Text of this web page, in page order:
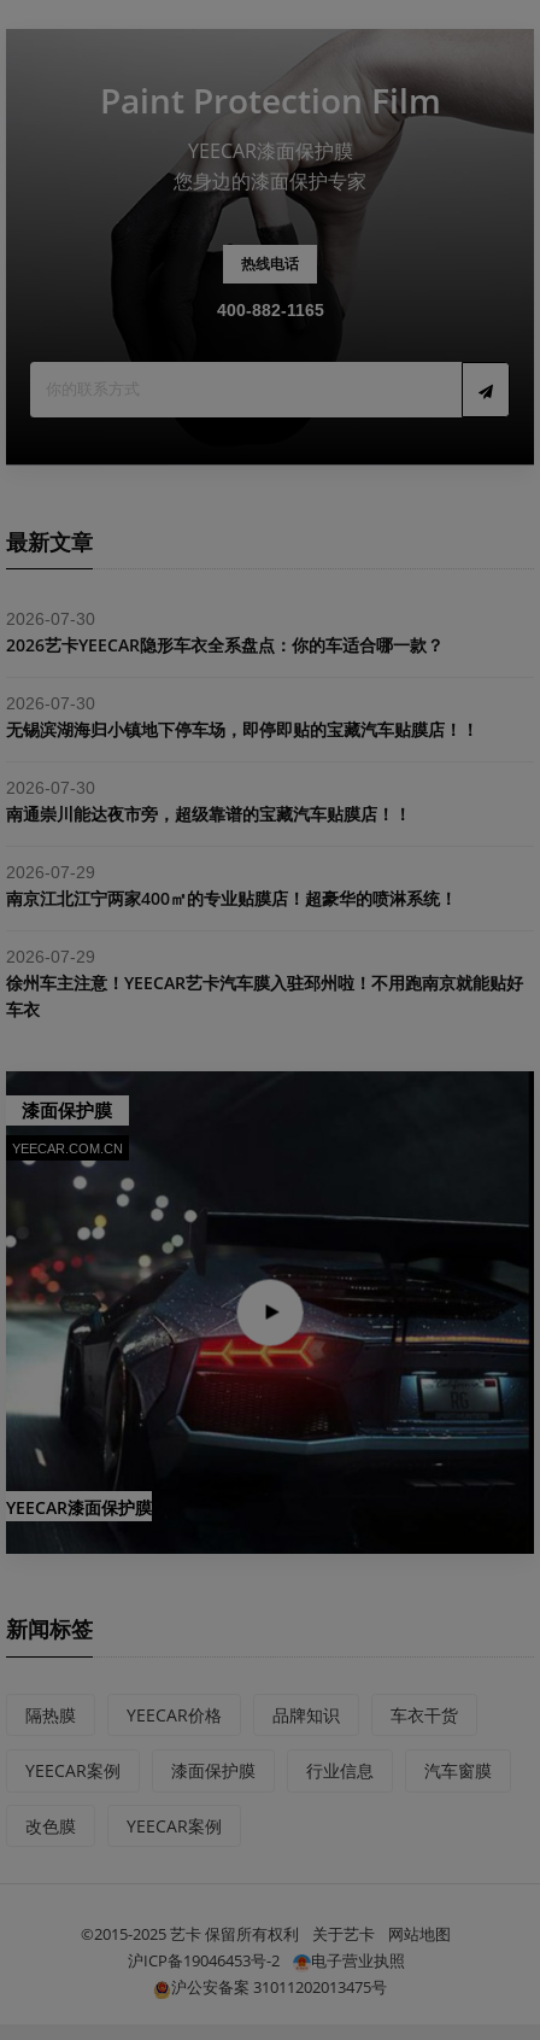
Paint Protection Film
YEECAR漆面保护膜
您身边的漆面保护专家
热线电话
400-882-1165
最新文章
2026-07-30
2026艺卡YEECAR隐形车衣全系盘点：你的车适合哪一款？
2026-07-30
​无锡滨湖海归小镇地下停车场，即停即贴的宝藏汽车贴膜店！！
2026-07-30
南通崇川能达夜市旁，超级靠谱的宝藏汽车贴膜店！！
2026-07-29
南京江北江宁两家400㎡的专业贴膜店！超豪华的喷淋系统！
2026-07-29
​徐州车主注意！YEECAR艺卡汽车膜入驻邳州啦！不用跑南京就能贴好
车衣
漆面保护膜
YEECAR.COM.CN
YEECAR漆面保护膜
新闻标签
隔热膜 YEECAR价格 品牌知识 车衣干货
YEECAR案例 漆面保护膜 行业信息 汽车窗膜
改色膜 YEECAR案例
©2015-2025 艺卡 保留所有权利 关于艺卡
网站地图
沪ICP备19046453号-2
电子营业执照
沪公安备案 31011202013475号